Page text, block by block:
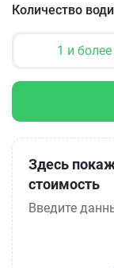
Количество
1 и более
Здесь
стоимость
Введите